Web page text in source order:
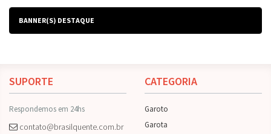
BANNER(S) DESTAQUE
SUPORTE
Respondemos em 24hs
contato@brasilquente.com.br
CATEGORIA
Garoto
Garota